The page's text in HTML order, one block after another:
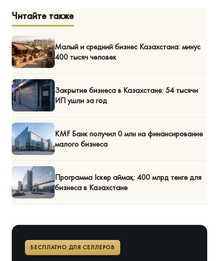
Читайте также
Малый и средний бизнес Казахстана: минус
400 тысяч человек
Закрытие бизнеса в Казахстане: 54 тысячи
ИП ушли за год
KMF Банк получил 0 млн на финансирование
малого бизнеса
Программа Іскер аймақ: 400 млрд тенге для
бизнеса в Казахстане
БЕСПЛАТНО ДЛЯ СЕЛЛЕРОВ